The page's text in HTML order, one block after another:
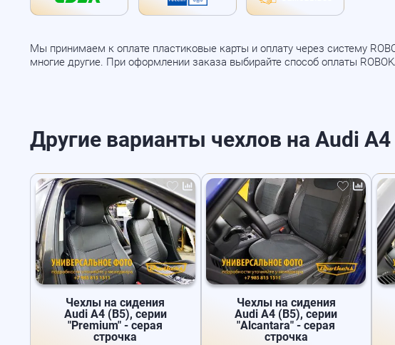
Мы принимаем к оплате пластиковые карты и оплату через систему
многие другие. При оформлении заказа выбирайте способ оплаты
Другие варианты чехлов на Audi
Чехлы на сидения
Audi А4 (B5), серии
"Premium" - серая
строчка
Чехлы на сидения
Audi А4 (B5), серии
"Alcantara" - серая
строчка